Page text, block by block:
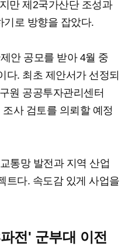
만 제2국가산단 조성과
로 방향을 잡았다.
안 공모를 받아 4월 중
다. 최초 제안서가 선정되
원 공공투자관리센터
사 검토를 의뢰할 예정
통망 발전과 지역 산업
트다. 속도감 있게 사업을
전' 군부대 이전